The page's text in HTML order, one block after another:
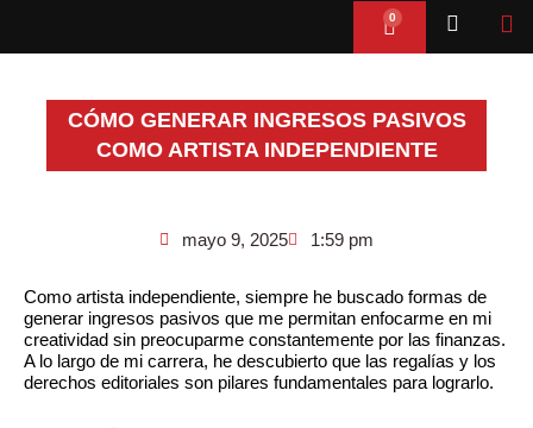
contenido
0
Cart
CÓMO GENERAR INGRESOS PASIVOS
COMO ARTISTA INDEPENDIENTE
mayo 9, 2025 1:59 pm
Como artista independiente, siempre he buscado formas de
generar ingresos pasivos que me permitan enfocarme en mi
creatividad sin preocuparme constantemente por las finanzas.
A lo largo de mi carrera, he descubierto que las regalías y los
derechos editoriales son pilares fundamentales para lograrlo.